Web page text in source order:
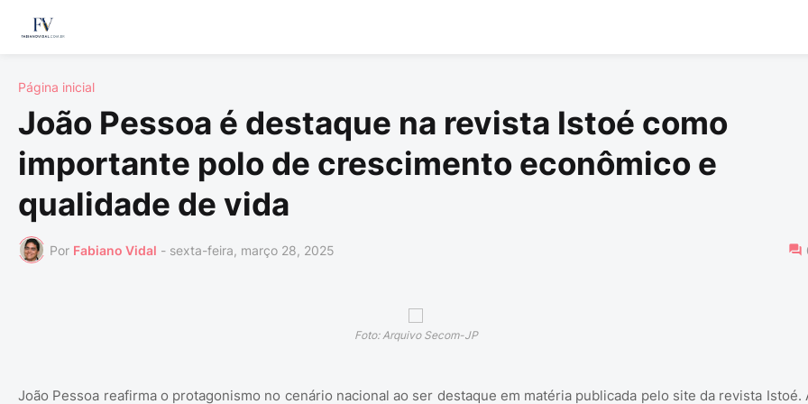
Página inicial
João Pessoa é destaque na revista Istoé como
importante polo de crescimento econômico e
qualidade de vida
Por Fabiano Vidal - sexta-feira, março 28, 2025
Foto: Arquivo Secom-JP
João Pessoa reafirma o protagonismo no cenário nacional ao ser destaque em matéria publicada pelo site da revista Istoé.